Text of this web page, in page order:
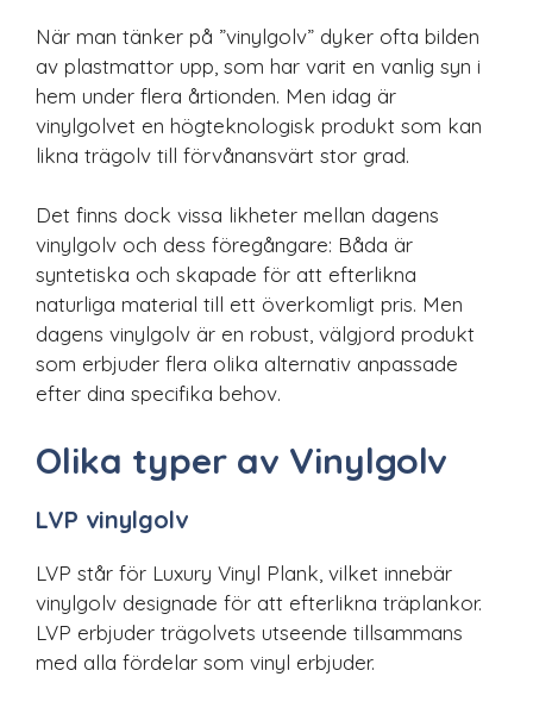
När man tänker på ”vinylgolv” dyker ofta bilden
av plastmattor upp, som har varit en vanlig syn i
hem under flera årtionden. Men idag är
vinylgolvet en högteknologisk produkt som kan
likna trägolv till förvånansvärt stor grad.
Det finns dock vissa likheter mellan dagens
vinylgolv och dess föregångare: Båda är
syntetiska och skapade för att efterlikna
naturliga material till ett överkomligt pris. Men
dagens vinylgolv är en robust, välgjord produkt
som erbjuder flera olika alternativ anpassade
efter dina specifika behov.
Olika typer av Vinylgolv
LVP vinylgolv
LVP står för Luxury Vinyl Plank, vilket innebär
vinylgolv designade för att efterlikna träplankor.
LVP erbjuder trägolvets utseende tillsammans
med alla fördelar som vinyl erbjuder.